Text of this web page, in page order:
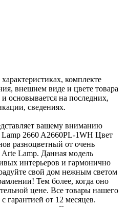
комплекте
внешнем виде и цвете товара
основывается на последних,
сведениях.
вашему вниманию
2660 A2660PL-1WH Цвет
разноцветный от очень
Arte Lamp. Данная модель
интерьеров и гармонично
свой дом нежным светом
Тем более, когда оно
цене. Все товары нашего
гарантией от 12 месяцев.